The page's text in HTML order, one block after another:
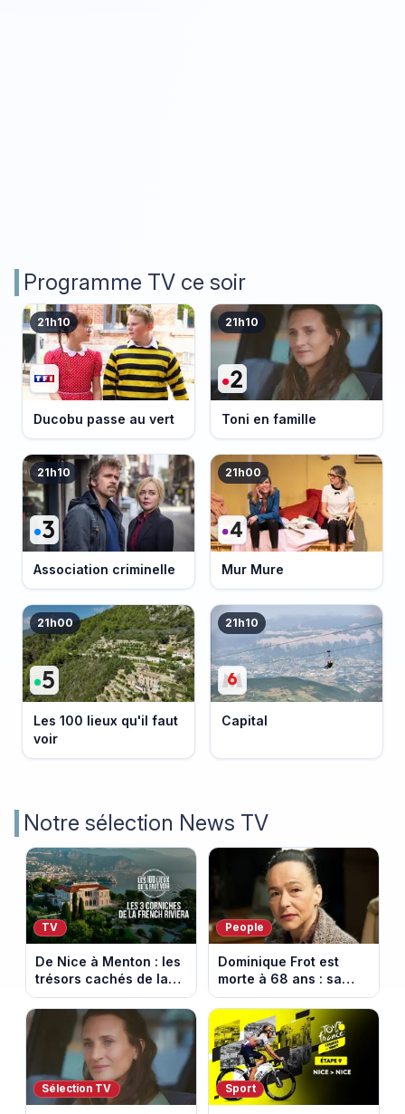
Programme TV ce soir
21h10
Ducobu passe au vert
21h10
Toni en famille
21h10
Association criminelle
21h00
Mur Mure
21h00
Les 100 lieux qu'il faut
voir
21h10
Capital
Notre sélection News TV
TV
De Nice à Menton : les
trésors cachés de la
French Riviera dévoilés
dans les 100 lieux qu'il
faut voir
People
Dominique Frot est
morte à 68 ans : sa
sœur Catherine Frot
annonce la triste
nouvelle
Sélection TV Sport